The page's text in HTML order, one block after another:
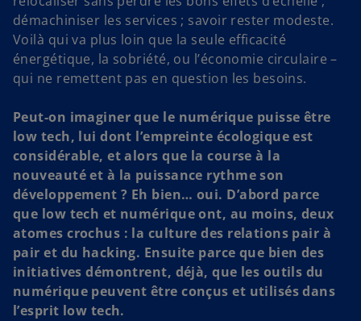
démachiniser les services ; savoir rester modeste.
Voilà qui va plus loin que la seule efficacité
énergétique, la sobriété, ou l’économie circulaire –
qui ne remettent pas en question les besoins.
Peut-on imaginer que le numérique puisse être
low tech, lui dont l’empreinte écologique est
considérable, et alors que la course à la
nouveauté et à la puissance rythme son
développement ? Eh bien… oui. D’abord parce
que low tech et numérique ont, au moins, deux
atomes crochus : la culture des relations pair à
pair et du hacking. Ensuite parce que bien des
initiatives démontrent, déjà, que les outils du
numérique peuvent être conçus et utilisés dans
l’esprit low tech.